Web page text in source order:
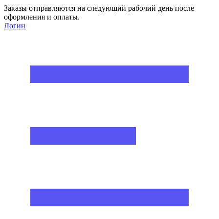
Заказы отправляются на следующий рабочий день после
оформления и оплаты.
Логин